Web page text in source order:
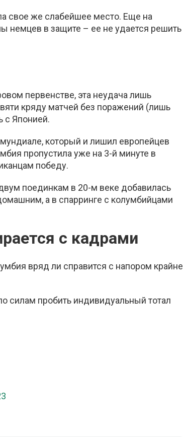
свое же слабейшее место. Еще на
немцев в защите – ее не удается решить
первенстве, эта неудача лишь
кряду матчей без поражений (лишь
с Японией.
который и лишил европейцев
пропустила уже на 3-й минуте в
победу.
поединкам в 20-м веке добавилась
а в спарринге с колумбийцами
с кадрами
вряд ли справится с напором крайне
силам пробить индивидуальный тотал